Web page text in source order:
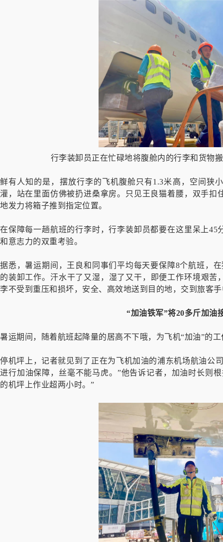
行李装卸员正在忙碌地将腹舱内的行李和货物
鲜有人知的是，摆放行李的飞机腹舱只有1.3米高，空间狭
灌，站在里面仿佛被扔进桑拿房。只见王良猫着腰，双手扣
地发力将箱子推到指定位置。
在保障每一趟航班的行李时，行李装卸员都要在这里呆上
和意志力的双重考验。
据悉，暑运期间，王良和同事们平均每天要保障8个航班，
的装卸工作。汗水干了又湿，湿了又干，即便工作环境艰
李不受到重压和损坏，安全、高效地送到目的地，交到旅客
“加油铁军”将20多斤加油
暑运期间，随着航班起降量的居高不下哦，为飞机“加油”的
停机坪上，记者就见到了正在为飞机加油的浦东机场航油公
进行加油保障，丝毫不能马虎。”他告诉记者，加油时长则
的机坪上作业超两小时。”